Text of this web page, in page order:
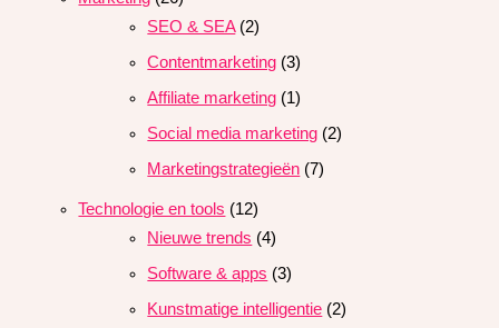
SEO & SEA(2)
Contentmarketing (3)
Affiliate marketing (1)
Social media marketing (2)
Marketingstrategieën (7)
Technologie en tools (12)
Nieuwe trends (4)
Software & apps (3)
Kunstmatige intelligentie (2)